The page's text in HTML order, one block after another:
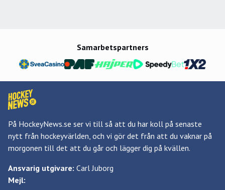
Samarbetspartners
På HockeyNews.se ser vi till så att du har koll på senaste
nytt från hockeyvärlden, och vi gör det från att du vaknar på
morgonen till det att du går och lägger dig på kvällen.
Ansvarig utgivare: Carl Juborg
Mejl: